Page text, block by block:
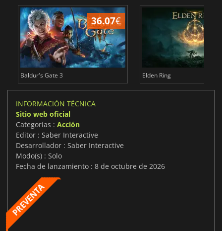
36.07€
Baldur's Gate 3 Elden Ring
INFORMACIÓN TÉCNICA
Sitio web oficial
Categorías : Acción
Editor : Saber Interactive
Desarrollador : Saber Interactive
Modo(s) : Solo
Fecha de lanzamiento : 8 de octubre de 2026